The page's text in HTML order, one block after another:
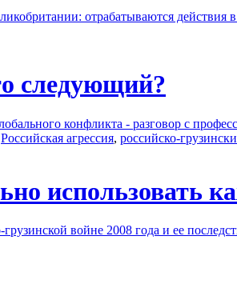
отрабатываются действия
следующий?
конфликта - разговор с
Российская агрессия, российско-
использовать
войне 2008 года и ее